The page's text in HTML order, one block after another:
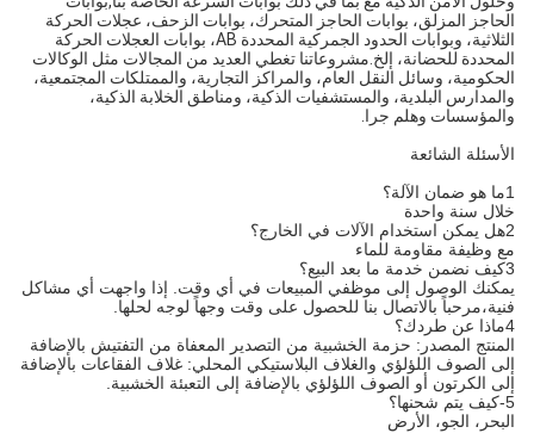
الحاجز المزلق، بوابات الحاجز المتحرك، بوابات الزحف، عجلات الحركة
الثلاثية، وبوابات الحدود الجمركية المحددة AB، بوابات العجلات الحركة
المحددة للحضانة، إلخ.مشروعاتنا تغطي العديد من المجالات مثل الوكالات
الحكومية، وسائل النقل العام، والمراكز التجارية، والممتلكات المجتمعية،
والمدارس البلدية، والمستشفيات الذكية، ومناطق الخلابة الذكية،
والمؤسسات وهلم جرا.
الأسئلة الشائعة
1ما هو ضمان الآلة؟
خلال سنة واحدة
2هل يمكن استخدام الآلات في الخارج؟
مع وظيفة مقاومة للماء
3كيف نضمن خدمة ما بعد البيع؟
يمكنك الوصول إلى موظفي المبيعات في أي وقت. إذا واجهت أي مشاكل
فنية،مرحباً بالاتصال بنا للحصول على وقت وجهاً لوجه لحلها.
4ماذا عن طردك؟
المنتج المصدر: حزمة الخشبية من التصدير المعفاة من التفتيش بالإضافة
إلى الصوف اللؤلؤي والغلاف البلاستيكي المحلي: غلاف الفقاعات بالإضافة
إلى الكرتون أو الصوف اللؤلؤي بالإضافة إلى التعبئة الخشبية.
5-كيف يتم شحنها؟
البحر، الجو، الأرض